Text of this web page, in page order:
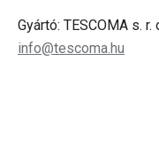
Gyártó: TESCOMA s.
info@tescoma.hu